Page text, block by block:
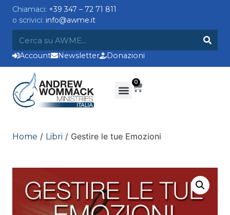
Chiamaci: +39 347 – 72 71 811
o scrivici: info@awme.it
Account Newsletter Donazioni
0
Home / Libri / Gestire le tue Emozioni